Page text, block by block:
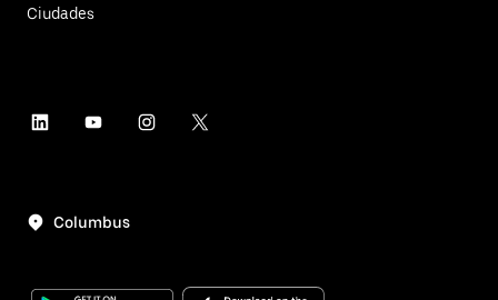
Ciudades
Columbus